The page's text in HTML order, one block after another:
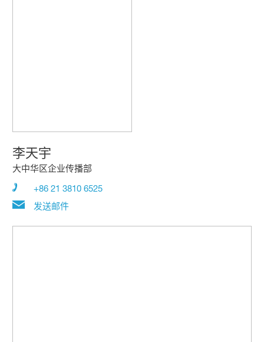
李天宇
大中华区企业传播部
+86 21 3810 6525
发送邮件